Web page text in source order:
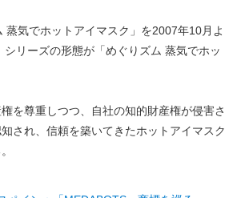
気でホットアイマスク」を2007年10月よ
リーズの形態が「めぐりズム 蒸気でホッ
を尊重しつつ、自社の知的財産権が侵害さ
され、信頼を築いてきたホットアイマスク